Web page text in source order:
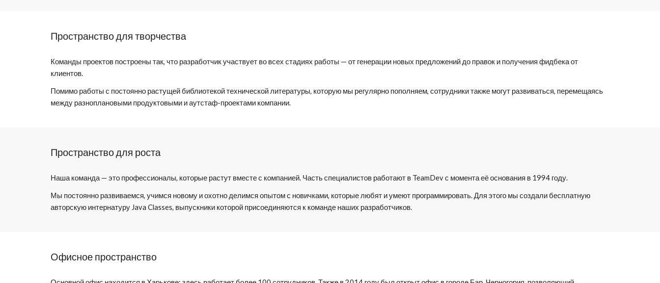
Пространство для творчества
Команды проектов построены так, что разработчик участвует во всех стадиях работы — от генерации новых предложений до правок и получения фидбека от
клиентов.
Помимо работы с постоянно растущей библиотекой технической литературы, которую мы регулярно пополняем, сотрудники также могут развиваться, перемещаясь
между разноплановыми продуктовыми и аутстаф-проектами компании.
Пространство для роста
Наша команда — это профессионалы, которые растут вместе с компанией. Часть специалистов работают в TeamDev с момента её основания в 1994 году.
Мы постоянно развиваемся, учимся новому и охотно делимся опытом с новичками, которые любят и умеют программировать. Для этого мы создали бесплатную
авторскую интернатуру Java Classes, выпускники которой присоединяются к команде наших разработчиков.
Офисное пространство